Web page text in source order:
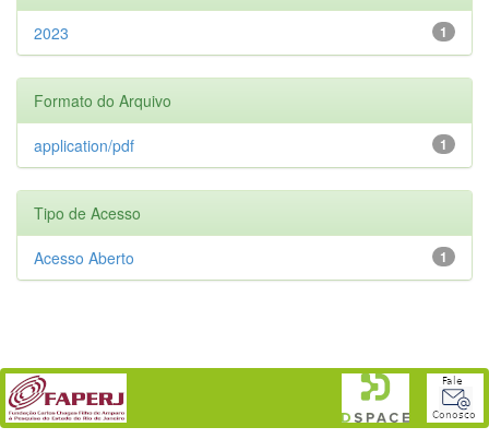
1
2023
Formato do Arquivo
1
application/pdf
Tipo de Acesso
1
Acesso Aberto